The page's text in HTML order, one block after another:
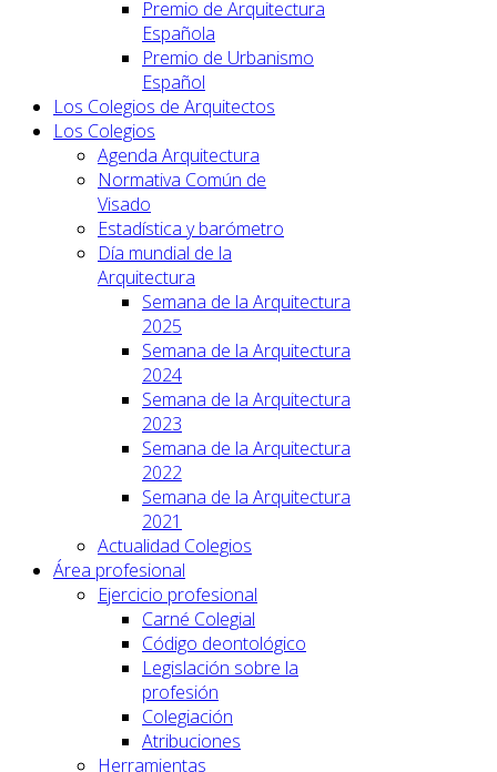
Premio de Arquitectura
Española
Premio de Urbanismo
Español
Los Colegios de Arquitectos
Los Colegios
Agenda Arquitectura
Normativa Común de
Visado
Estadística y barómetro
Día mundial de la
Arquitectura
Semana de la Arquitectura
2025
Semana de la Arquitectura
2024
Semana de la Arquitectura
2023
Semana de la Arquitectura
2022
Semana de la Arquitectura
2021
Actualidad Colegios
Área profesional
Ejercicio profesional
Carné Colegial
Código deontológico
Legislación sobre la
profesión
Colegiación
Atribuciones
Herramientas